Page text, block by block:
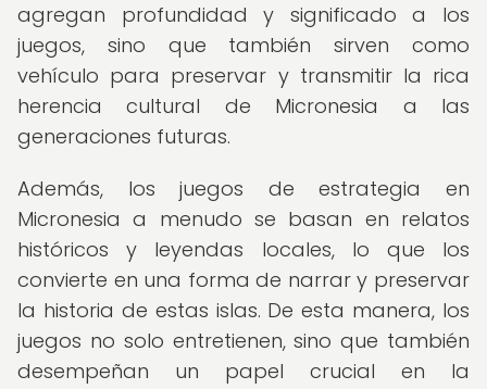
agregan profundidad y significado a los
juegos, sino que también sirven como
vehículo para preservar y transmitir la rica
herencia cultural de Micronesia a las
generaciones futuras.
Además, los juegos de estrategia en
Micronesia a menudo se basan en relatos
históricos y leyendas locales, lo que los
convierte en una forma de narrar y preservar
la historia de estas islas. De esta manera, los
juegos no solo entretienen, sino que también
desempeñan un papel crucial en la